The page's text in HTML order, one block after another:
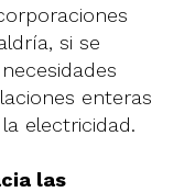
si se
enteras
electricidad.
las